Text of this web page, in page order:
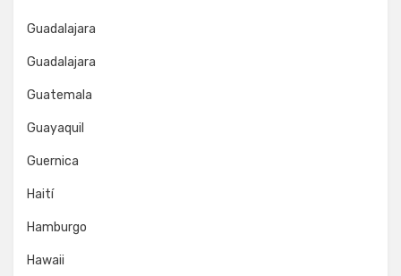
Guadalajara
Guadalajara
Guatemala
Guayaquil
Guernica
Haití
Hamburgo
Hawaii